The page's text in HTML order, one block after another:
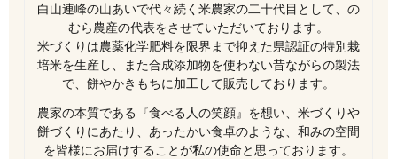
白山連峰の山あいで代々続く米農家の二十代目として、の
むら農産の代表をさせていただいております。
米づくりは農薬化学肥料を限界まで抑えた県認証の特別栽
培米を生産し、また合成添加物を使わない昔ながらの製法
で、餅やかきもちに加工して販売しております。
農家の本質である『食べる人の笑顔』を想い、米づくりや
餅づくりにあたり、あったかい食卓のような、和みの空間
を皆様にお届けすることが私の使命と思っております。